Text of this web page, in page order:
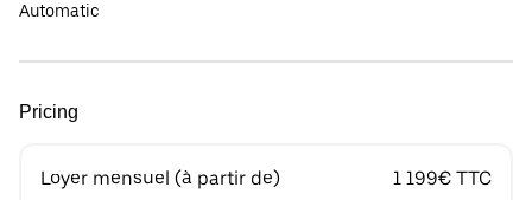
Automatic
Pricing
Loyer mensuel (à partir de) 1 199€ TTC